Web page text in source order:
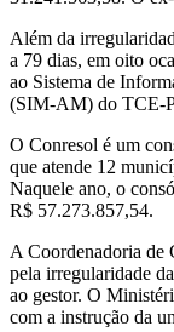
Além da
a 79 dias, em oito
ao Sistema de
(SIM-AM) do TCE-
O Conresol é um
que atende 12
Naquele ano, o
R$ 57.273.857,54.
A Coordenadoria
pela irregularidade
ao gestor. O
com a instrução da